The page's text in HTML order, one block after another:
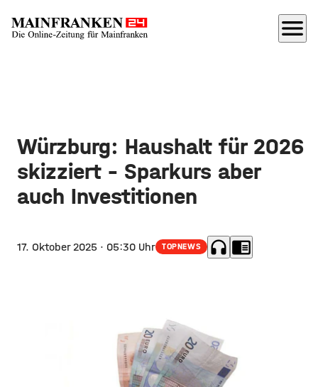
menu
Würzburg: Haushalt für 2026
skizziert - Sparkurs aber
auch Investitionen
17. Oktober 2025 · 05:30 Uhr TOPNEWS headphones chrome_reader_mode